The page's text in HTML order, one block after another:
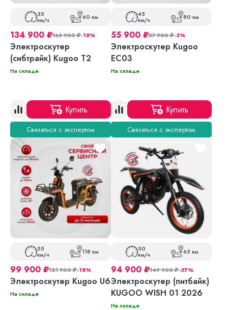
35
км/ч 60 км
134 900 ₽163 900₽-18%
Электроскутер
(сибтрайк) Kugoo T2
На складе
Купить
Связаться с экспертом
45
км/ч 80 км
55 900 ₽57 900₽-3%
Электроскутер Kugoo
EC03
На складе
Купить
Связаться с экспертом
55
км/ч 118 км
99 900 ₽121 900₽-18%
Электроскутер Kugoo U6
На складе
50
км/ч 65 км
94 900 ₽149 900₽-37%
Электроскутер (питбайк)
KUGOO WISH 01 2026
На складе